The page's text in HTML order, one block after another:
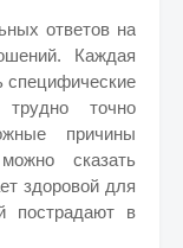
ответов на
Каждая
специфические
трудно точно
причины
сказать
здоровой для
пострадают в